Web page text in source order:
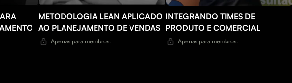
METODOLOGIA LEAN APLICADO
AO PLANEJAMENTO DE VENDAS
Apenas para membros.
INTEGRANDO TIMES DE
PRODUTO E COMERCIAL
Apenas para membros.